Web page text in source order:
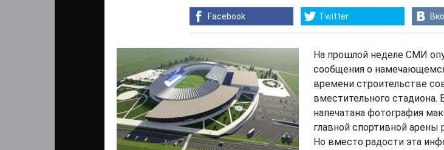
Facebook Twitter
На прошлой неделе СМИ
сообщения о
времени строительстве
вместительного стадиона.
напечатана фотография
главной спортивной арены
Но вместо радости эта